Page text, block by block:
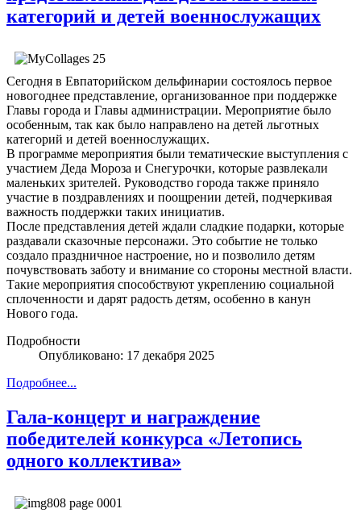
категорий и детей военнослужащих
Сегодня в Евпаторийском дельфинарии состоялось первое
новогоднее представление, организованное при поддержке
Главы города и Главы администрации. Мероприятие было
особенным, так как было направлено на детей льготных
категорий и детей военнослужащих.
В программе мероприятия были тематические выступления с
участием Деда Мороза и Снегурочки, которые развлекали
маленьких зрителей. Руководство города также приняло
участие в поздравлениях и поощрении детей, подчеркивая
важность поддержки таких инициатив.
После представления детей ждали сладкие подарки, которые
раздавали сказочные персонажи. Это событие не только
создало праздничное настроение, но и позволило детям
почувствовать заботу и внимание со стороны местной власти.
Такие мероприятия способствуют укреплению социальной
сплоченности и дарят радость детям, особенно в канун
Нового года.
Подробности
Опубликовано: 17 декабря 2025
Подробнее...
Гала-концерт и награждение
победителей конкурса «Летопись
одного коллектива»